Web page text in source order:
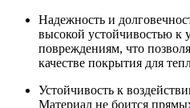
Надежность и
высокой устойчивостью к
повреждениям, что
качестве покрытия для
Устойчивость к
Материал не боится